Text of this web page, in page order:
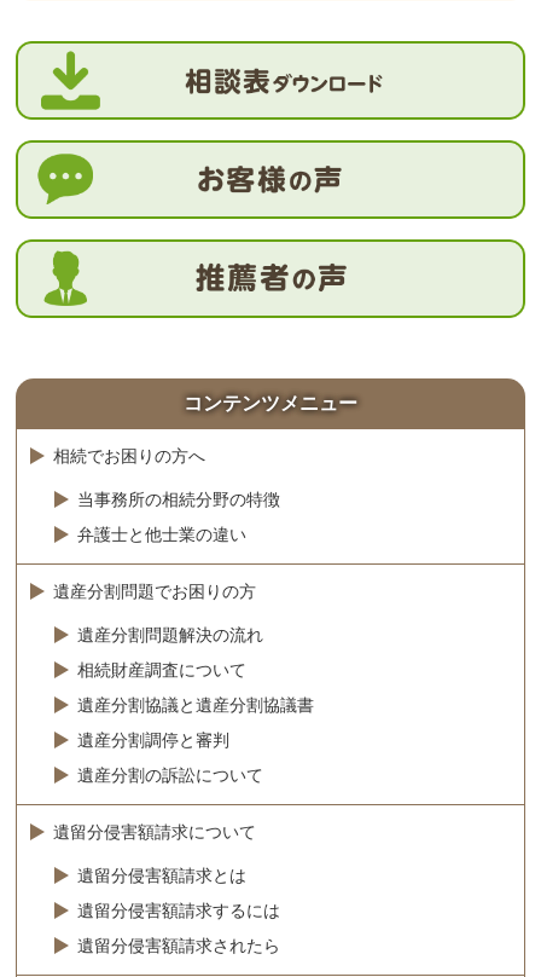
コンテンツメニュー
相続でお困りの方へ
当事務所の相続分野の特徴
弁護士と他士業の違い
遺産分割問題でお困りの方
遺産分割問題解決の流れ
相続財産調査について
遺産分割協議と遺産分割協議書
遺産分割調停と審判
遺産分割の訴訟について
遺留分侵害額請求について
遺留分侵害額請求とは
遺留分侵害額請求するには
遺留分侵害額請求されたら